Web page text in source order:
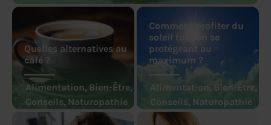
Quelles alternatives au
café ?
Alimentation, Bien-Être,
Conseils, Naturopathie
Comment profiter du
soleil tout en se
protégeant au
maximum ?
Alimentation , Bien-Être,
Conseils, Naturopathie